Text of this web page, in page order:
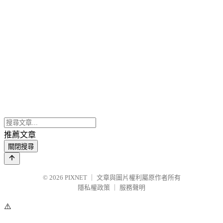
推薦文章
關閉搜尋
© 2026 PIXNET
文章與圖片權利屬原作者所有
隱私權政策
服務聲明
⚠️